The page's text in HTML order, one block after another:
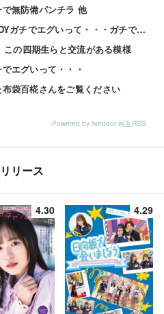
で無防備パンチラ 他
金村美玖さんのスレンダーBODYガチでエグいって・・・ガチでエグいって・・・ 他
この四期生らと交流がある模様
エグいって・・・
布袋百椛さんをご覧ください
Powered by livedoor 相互RSS
リース
4.30 4.29